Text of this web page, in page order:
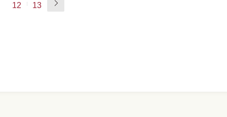
12 13